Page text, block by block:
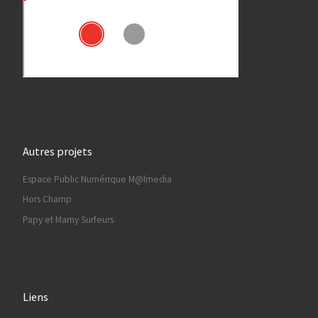
Autres projets
Espace Public Numérique M@lmedia
Hors Champ
Papy et Mamy Surfeurs
Liens